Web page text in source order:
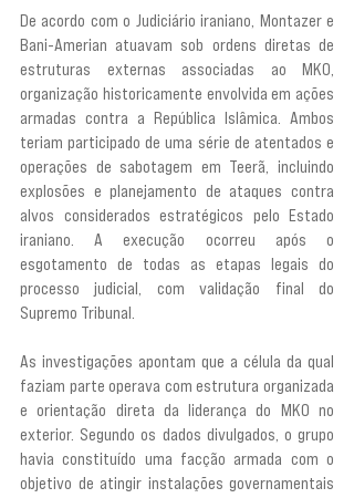
De acordo com o Judiciário iraniano, Montazer e
Bani-Amerian atuavam sob ordens diretas de
estruturas externas associadas ao MKO,
organização historicamente envolvida em ações
armadas contra a República Islâmica. Ambos
teriam participado de uma série de atentados e
operações de sabotagem em Teerã, incluindo
explosões e planejamento de ataques contra
alvos considerados estratégicos pelo Estado
iraniano. A execução ocorreu após o
esgotamento de todas as etapas legais do
processo judicial, com validação final do
Supremo Tribunal.
As investigações apontam que a célula da qual
faziam parte operava com estrutura organizada
e orientação direta da liderança do MKO no
exterior. Segundo os dados divulgados, o grupo
havia constituído uma facção armada com o
objetivo de atingir instalações governamentais